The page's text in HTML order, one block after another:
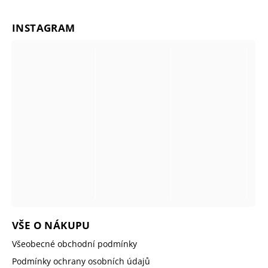
INSTAGRAM
VŠE O NÁKUPU
Všeobecné obchodní podmínky
Podmínky ochrany osobních údajů